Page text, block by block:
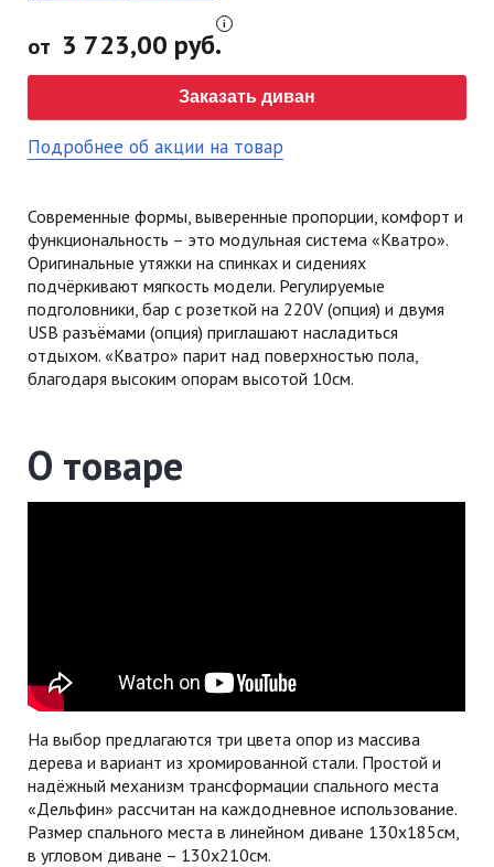
от 3 723,00 руб.
Заказать диван
Подробнее об акции на товар
Современные формы, выверенные пропорции, комфорт и
функциональность – это модульная система «Кватро».
Оригинальные утяжки на спинках и сидениях
подчёркивают мягкость модели. Регулируемые
подголовники, бар с розеткой на 220V (опция) и двумя
USB разъёмами (опция) приглашают насладиться
отдыхом. «Кватро» парит над поверхностью пола,
благодаря высоким опорам высотой 10см.
О товаре
На выбор предлагаются три цвета опор из массива
дерева и вариант из хромированной стали. Простой и
надёжный механизм трансформации спального места
«Дельфин» рассчитан на каждодневное использование.
Размер спального места в линейном диване 130х185см,
в угловом диване – 130х210см.